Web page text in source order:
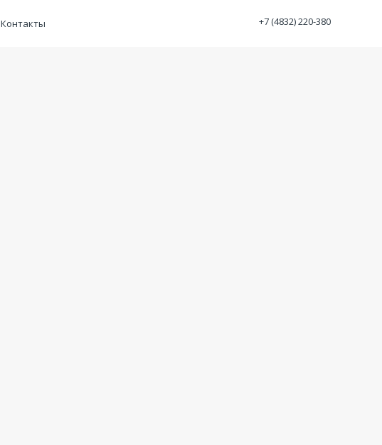
Контакты +7 (4832) 220-380